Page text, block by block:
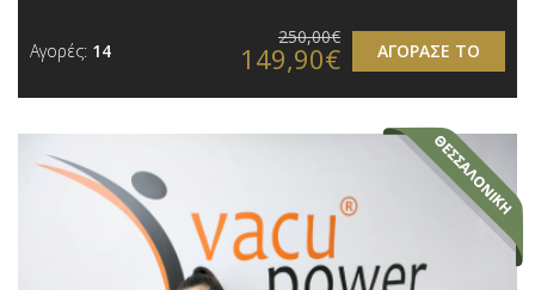
Αγορές: 14 ΑΓΟΡΑΣΕ ΤΟ
250,00€
149,90€